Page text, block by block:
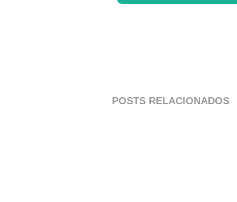
POSTS RELACIONADOS